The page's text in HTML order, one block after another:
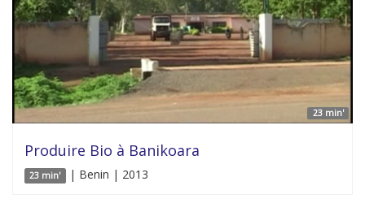
23 min'
Produire Bio à Banikoara
23 min' | Benin | 2013